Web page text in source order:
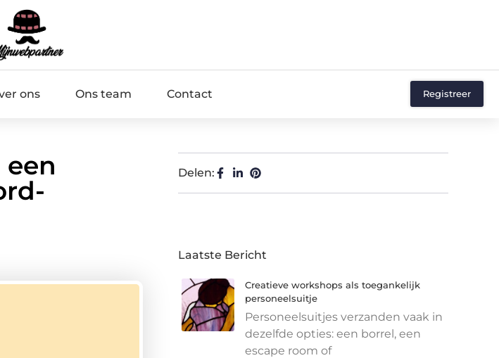
ons Ons team Contact Registreer
Delen:
Laatste Bericht
Creatieve workshops als toegankelijk
personeelsuitje
Personeelsuitjes verzanden vaak in
dezelfde opties: een borrel, een
escape room of